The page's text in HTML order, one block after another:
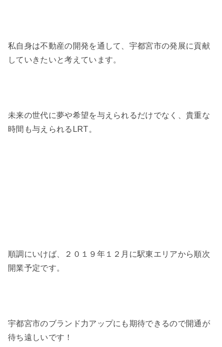
私自身は不動産の開発を通して、宇都宮市の発展に貢献
していきたいと考えています。
未来の世代に夢や希望を与えられるだけでなく、貴重な
時間も与えられるLRT。
順調にいけば、２０１９年１２月に駅東エリアから順次
開業予定です。
宇都宮市のブランド力アップにも期待できるので開通が
待ち遠しいです！